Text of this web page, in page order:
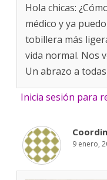
Hola chicas:
médico y ya
tobillera más
vida normal. Nos
Un abrazo a todas
Inicia sesión para
9 enero,